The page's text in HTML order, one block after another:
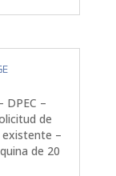
DPEC –
de
existente –
de 20